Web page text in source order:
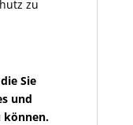
zu
Sie
und
können.